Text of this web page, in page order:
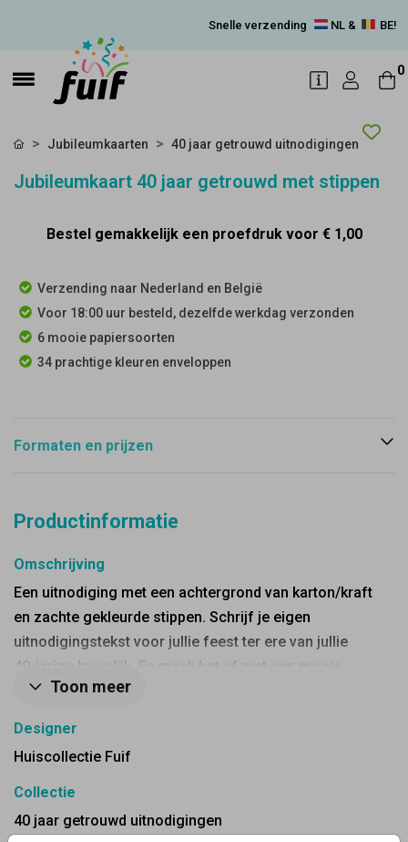
Snelle verzending NL & BE!
0
Jubileumkaarten 40 jaar getrouwd uitnodigingen
Jubileumkaart 40 jaar getrouwd met stippen
Bestel gemakkelijk een proefdruk voor € 1,00
Verzending naar Nederland en België
Voor 18:00 uur besteld, dezelfde werkdag verzonden
6 mooie papiersoorten
34 prachtige kleuren enveloppen
Formaten en prijzen
Productinformatie
Omschrijving
Een uitnodiging met een achtergrond van karton/kraft
en zachte gekleurde stippen. Schrijf je eigen
uitnodigingstekst voor jullie feest ter ere van jullie
40-jarige huwelijk. En maak het af met een mooie
groene of donkerblauwe kaart!
Toon meer
Designer
Huiscollectie Fuif
Collectie
40 jaar getrouwd uitnodigingen